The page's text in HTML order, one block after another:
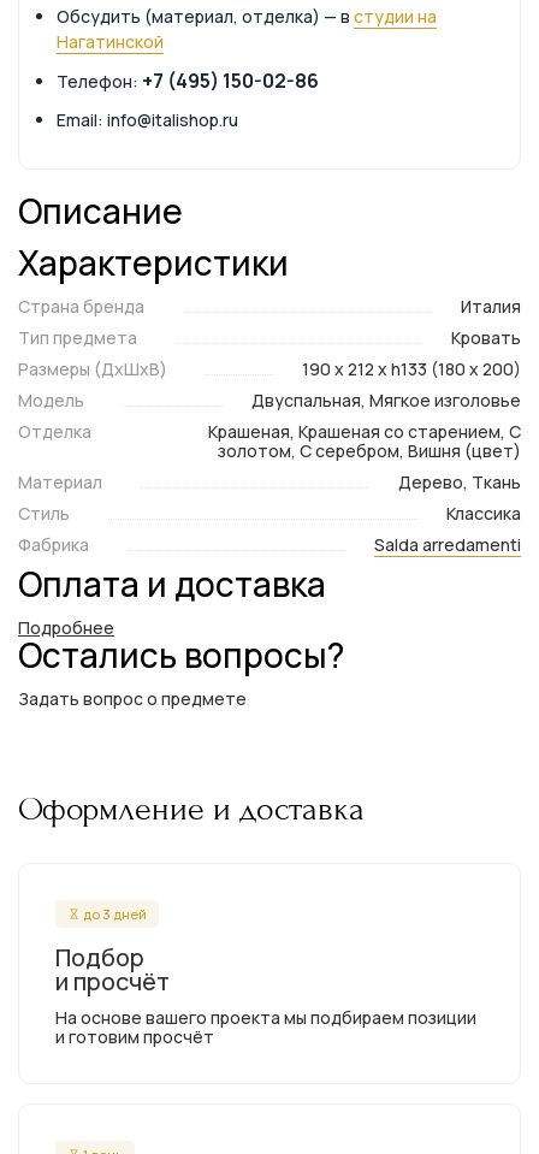
Обсудить (материал, отделка) — в студии на
Нагатинской
Телефон: +7 (495) 150-02-86
Email: info@italishop.ru
Описание
Характеристики
Страна бренда
Италия
Тип предмета
Кровать
Размеры (ДxШxВ)
190 x 212 x h133 (180 x 200)
Модель
Двуспальная, Мягкое изголовье
Отделка
Крашеная, Крашеная со старением, С
золотом, С серебром, Вишня (цвет)
Материал
Дерево, Ткань
Стиль
Классика
Фабрика
Salda arredamenti
Оплата и доставка
Подробнее
Остались вопросы?
Задать вопрос о предмете
Оформление и доставка
до 3 дней
Подбор
и просчёт
На основе вашего проекта мы подбираем позиции
и готовим просчёт